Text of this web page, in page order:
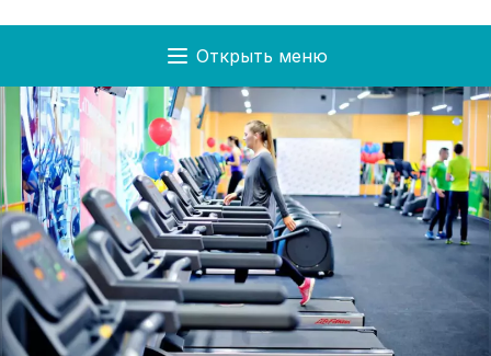
Открыть меню